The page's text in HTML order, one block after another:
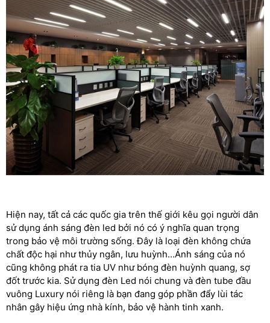
Hiện nay, tất cả các quốc gia trên thế giới kêu gọi người dân
sử dụng ánh sáng đèn led bởi nó có ý nghĩa quan trọng
trong bảo vệ môi trường sống. Đây là loại đèn không chứa
chất độc hại như thủy ngân, lưu huỳnh…Ánh sáng của nó
cũng không phát ra tia UV như bóng đèn huỳnh quang, sợ
đốt trước kia. Sử dụng đèn Led nói chung và đèn tube đầu
vuông Luxury nói riêng là bạn đang góp phần đẩy lùi tác
nhân gây hiệu ứng nhà kính, bảo vệ hành tinh xanh.